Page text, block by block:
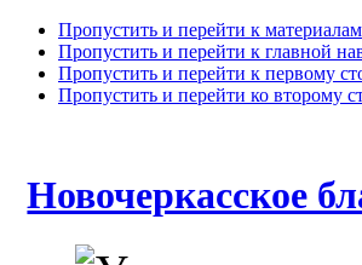
Пропустить и перейти к материалам
Пропустить и перейти к главной
Пропустить и перейти к первому
Пропустить и перейти ко второму
Новочеркасское